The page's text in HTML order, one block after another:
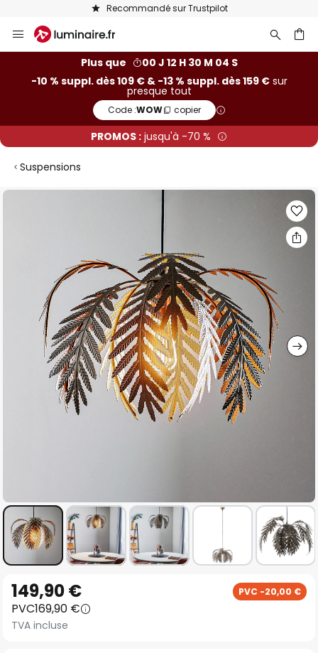
Recommandé sur Trustpilot
Allez
au
Plus que
00 J 12 H 30 M 03 S
-10 % suppl. dès 109 € & -13 % suppl. dès 159 €sur
presque tout
Code :WOW copier
PROMOS : jusqu'à -70 %
Suspensions
Skip
gallery
to
the
beginning
149,90 € PVC -20,00 €
PVC169,90 €
TVA incluse